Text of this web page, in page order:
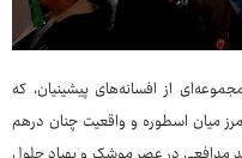
از افسانه‌های پیشینیان، که
میان اسطوره و واقعیت چنان درهم